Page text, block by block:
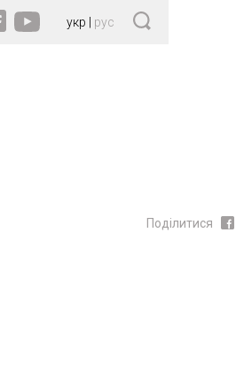
укр рус
Поділитися